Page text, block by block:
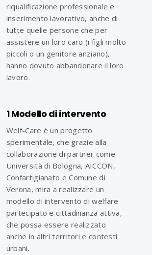
riqualificazione professionale e
inserimento lavorativo, anche di
tutte quelle persone che per
assistere un loro caro (i figli molto
piccoli o un genitore anziano),
hanno dovuto abbandonare il loro
lavoro.
1 Modello di intervento
Welf-Care è un progetto
sperimentale, che grazie alla
collaborazione di partner come
Università di Bologna, AICCON,
Confartigianato e Comune di
Verona, mira a realizzare un
modello di intervento di welfare
partecipato e cittadinanza attiva,
che possa essere realizzato
anche in altri territori e contesti
urbani.